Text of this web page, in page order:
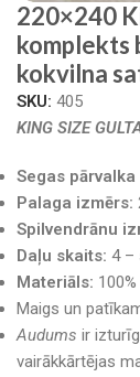
220×240
komplekts
kokvilna
SKU: 405
KING SIZE
Segas
Palaga izmērs:
Spilvendrānu
Daļu skaits: 4 –
Materiāls:
Maigs un
Audums ir
vairākkārtējas